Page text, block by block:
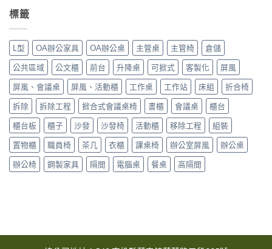
中
市
大
雅
區〉
中
標籤
L型 OA辦公家具 OA辦公桌 主管桌 主管椅
倉儲
公共區域
公文櫃 前台 升降桌 可掀式 客製化
屏風
屏風、會議桌
屏風、活動櫃 工作桌 工作站 床組
折合椅
拆除
拆除工程 掀合式會議桌椅 書櫃 會議桌
櫃台
櫃台板
櫃子 沙發 沙發椅 活動櫃 移除工程
組裝
置物櫃
職員椅 茶几 衣櫃 課桌椅 辦公室屏風
辦公桌
辦公椅
鋼製家具 隔間 電腦桌 餐桌 高隔間